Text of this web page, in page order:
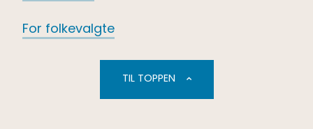
For folkevalgte
TIL TOPPEN